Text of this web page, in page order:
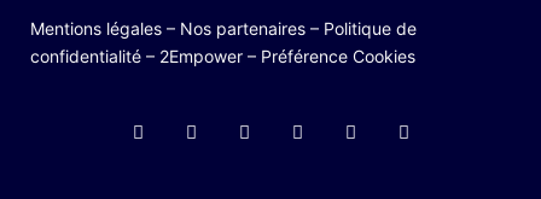
Mentions légales – Nos partenaires – Politique de
confidentialité – 2Empower – Préférence Cookies